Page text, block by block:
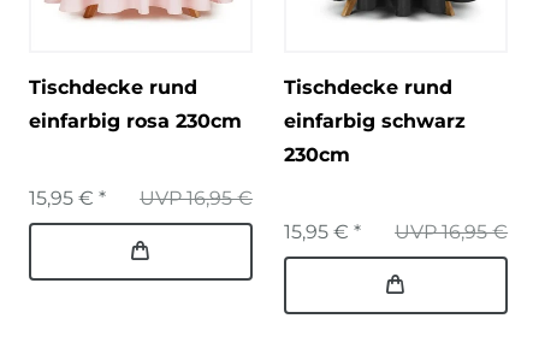
Tischdecke rund
einfarbig rosa 230cm
UVP 16,95 €
15,95 € *
Tischdecke rund
einfarbig schwarz
230cm
UVP 16,95 €
15,95 € *